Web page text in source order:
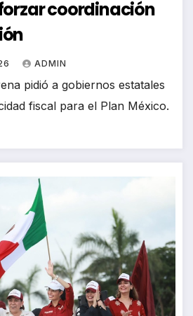
coordinación
ADMIN
pidió a gobiernos estatales
fiscal para el Plan México.